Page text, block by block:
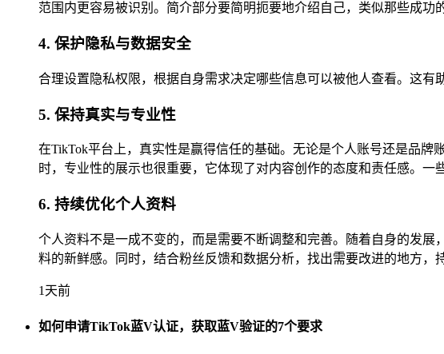
范围内更容易被识别。简介部分要简明扼要地介绍自己，类似那些成
4. 保护隐私与数据安全
合理设置隐私权限，根据自身需求决定哪些信息可以被他人查看。这
5. 保持真实与专业性
在TikTok平台上，真实性是赢得信任的基础。无论是个人账号还是品
时，专业性的展示也很重要，它体现了对内容创作的态度和责任感。一
6. 持续优化个人资料
个人资料不是一成不变的，而是需要不断调整和完善。随着自身的发
料的新鲜感。同时，结合粉丝反馈和数据分析，找出需要改进的地方，
1天前
如何申请TikTok蓝V认证，获取蓝V验证的7个要求